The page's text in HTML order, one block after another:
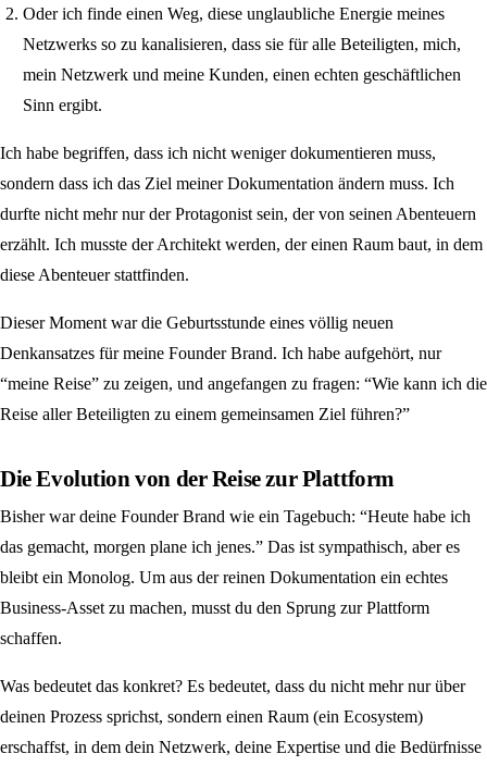
Oder ich finde einen Weg, diese unglaubliche Energie meines
Netzwerks so zu kanalisieren, dass sie für alle Beteiligten, mich,
mein Netzwerk und meine Kunden, einen echten geschäftlichen
Sinn ergibt.
Ich habe begriffen, dass ich nicht weniger dokumentieren muss,
sondern dass ich das Ziel meiner Dokumentation ändern muss. Ich
durfte nicht mehr nur der Protagonist sein, der von seinen Abenteuern
erzählt. Ich musste der Architekt werden, der einen Raum baut, in dem
diese Abenteuer stattfinden.
Dieser Moment war die Geburtsstunde eines völlig neuen
Denkansatzes für meine Founder Brand. Ich habe aufgehört, nur
“meine Reise” zu zeigen, und angefangen zu fragen: “Wie kann ich die
Reise aller Beteiligten zu einem gemeinsamen Ziel führen?”
Die Evolution von der Reise zur Plattform
Bisher war deine Founder Brand wie ein Tagebuch: “Heute habe ich
das gemacht, morgen plane ich jenes.” Das ist sympathisch, aber es
bleibt ein Monolog. Um aus der reinen Dokumentation ein echtes
Business-Asset zu machen, musst du den Sprung zur Plattform
schaffen.
Was bedeutet das konkret? Es bedeutet, dass du nicht mehr nur über
deinen Prozess sprichst, sondern einen Raum (ein Ecosystem)
erschaffst, in dem dein Netzwerk, deine Expertise und die Bedürfnisse